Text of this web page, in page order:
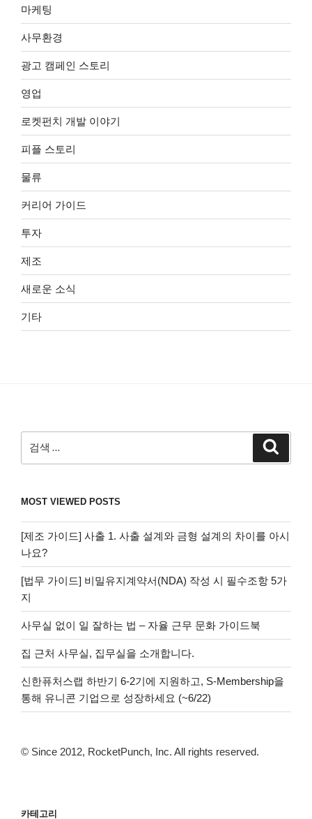
마케팅
사무환경
광고 캠페인 스토리
영업
로켓펀치 개발 이야기
피플 스토리
물류
커리어 가이드
투자
제조
새로운 소식
기타
색:
MOST VIEWED POSTS
[제조 가이드] 사출 1. 사출 설계와 금형 설계의 차이를 아시
나요?
[법무 가이드] 비밀유지계약서(NDA) 작성 시 필수조항 5가
지
사무실 없이 일 잘하는 법 – 자율 근무 문화 가이드북
집 근처 사무실, 집무실을 소개합니다.
신한퓨처스랩 하반기 6-2기에 지원하고, S-Membership을
통해 유니콘 기업으로 성장하세요 (~6/22)
© Since 2012, RocketPunch, Inc. All rights reserved.
카테고리